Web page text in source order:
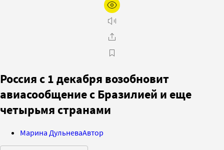
Россия с 1 декабря возобновит
авиасообщение с Бразилией и еще
четырьмя странами
Марина ДульневаАвтор